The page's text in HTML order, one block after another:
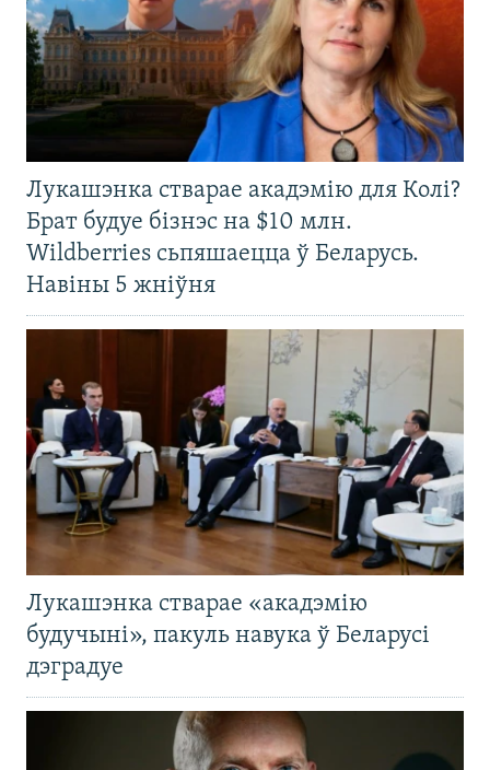
Лукашэнка стварае акадэмію для Колі?
Брат будуе бізнэс на $10 млн.
Wildberries сьпяшаецца ў Беларусь.
Навіны 5 жніўня
Лукашэнка стварае «акадэмію
будучыні», пакуль навука ў Беларусі
дэградуе